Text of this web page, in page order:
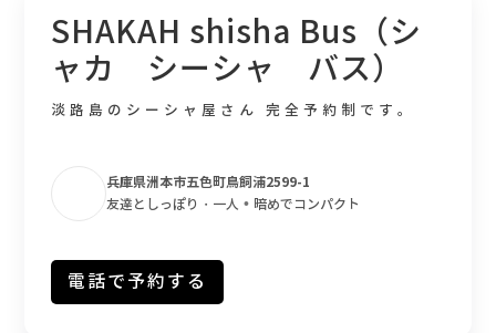
SHAKAH shisha Bus（シ
ャカ シーシャ バス）
淡路島のシーシャ屋さん 完全予約制です。
兵庫県洲本市五色町鳥飼浦2599-1
友達としっぽり・一人 • 暗めでコンパクト
電話で予約する